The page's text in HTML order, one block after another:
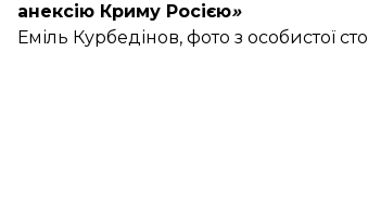
анексію Криму Росією»
Еміль Курбедінов, фото з особистої